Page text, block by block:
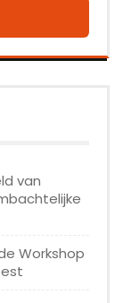
van
Workshop